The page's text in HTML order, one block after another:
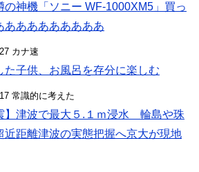
の神機「ソニー WF-1000XM5」買っ
あああああああああ
カナ速
た子供、お風呂を存分に楽しむ
常識的に考えた
】津波で最大５.１ｍ浸水 輪島や珠
距離津波の実態把握へ京大が現地